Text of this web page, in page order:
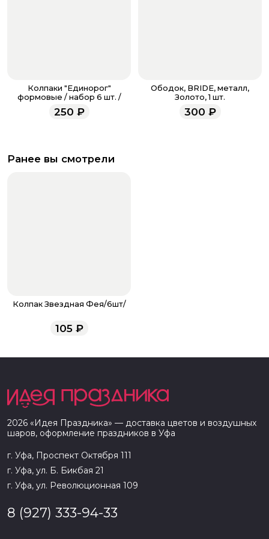
Колпаки "Единорог"
формовые / набор 6 шт. /
250 ₽
Ободок, BRIDE, металл,
Золото, 1 шт.
300 ₽
Ранее вы смотрели
Колпак Звездная Фея/6шт/
105₽
2026 «Идея Праздника» — доставка цветов и воздушных
шаров, оформление праздников в Уфа
г. Уфа, Проспект Октября 111
г. Уфа, ул. Б. Бикбая 21
г. Уфа, ул. Революционная 109
8 (927) 333-94-33